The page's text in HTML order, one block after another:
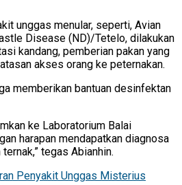
unggas menular, seperti, Avian
Disease (ND)/Tetelo, dilakukan
kandang, pemberian pakan yang
akses orang ke peternakan.
memberikan bantuan desinfektan
ke Laboratorium Balai
harapan mendapatkan diagnosa
tegas Abianhin.
Penyakit Unggas Misterius